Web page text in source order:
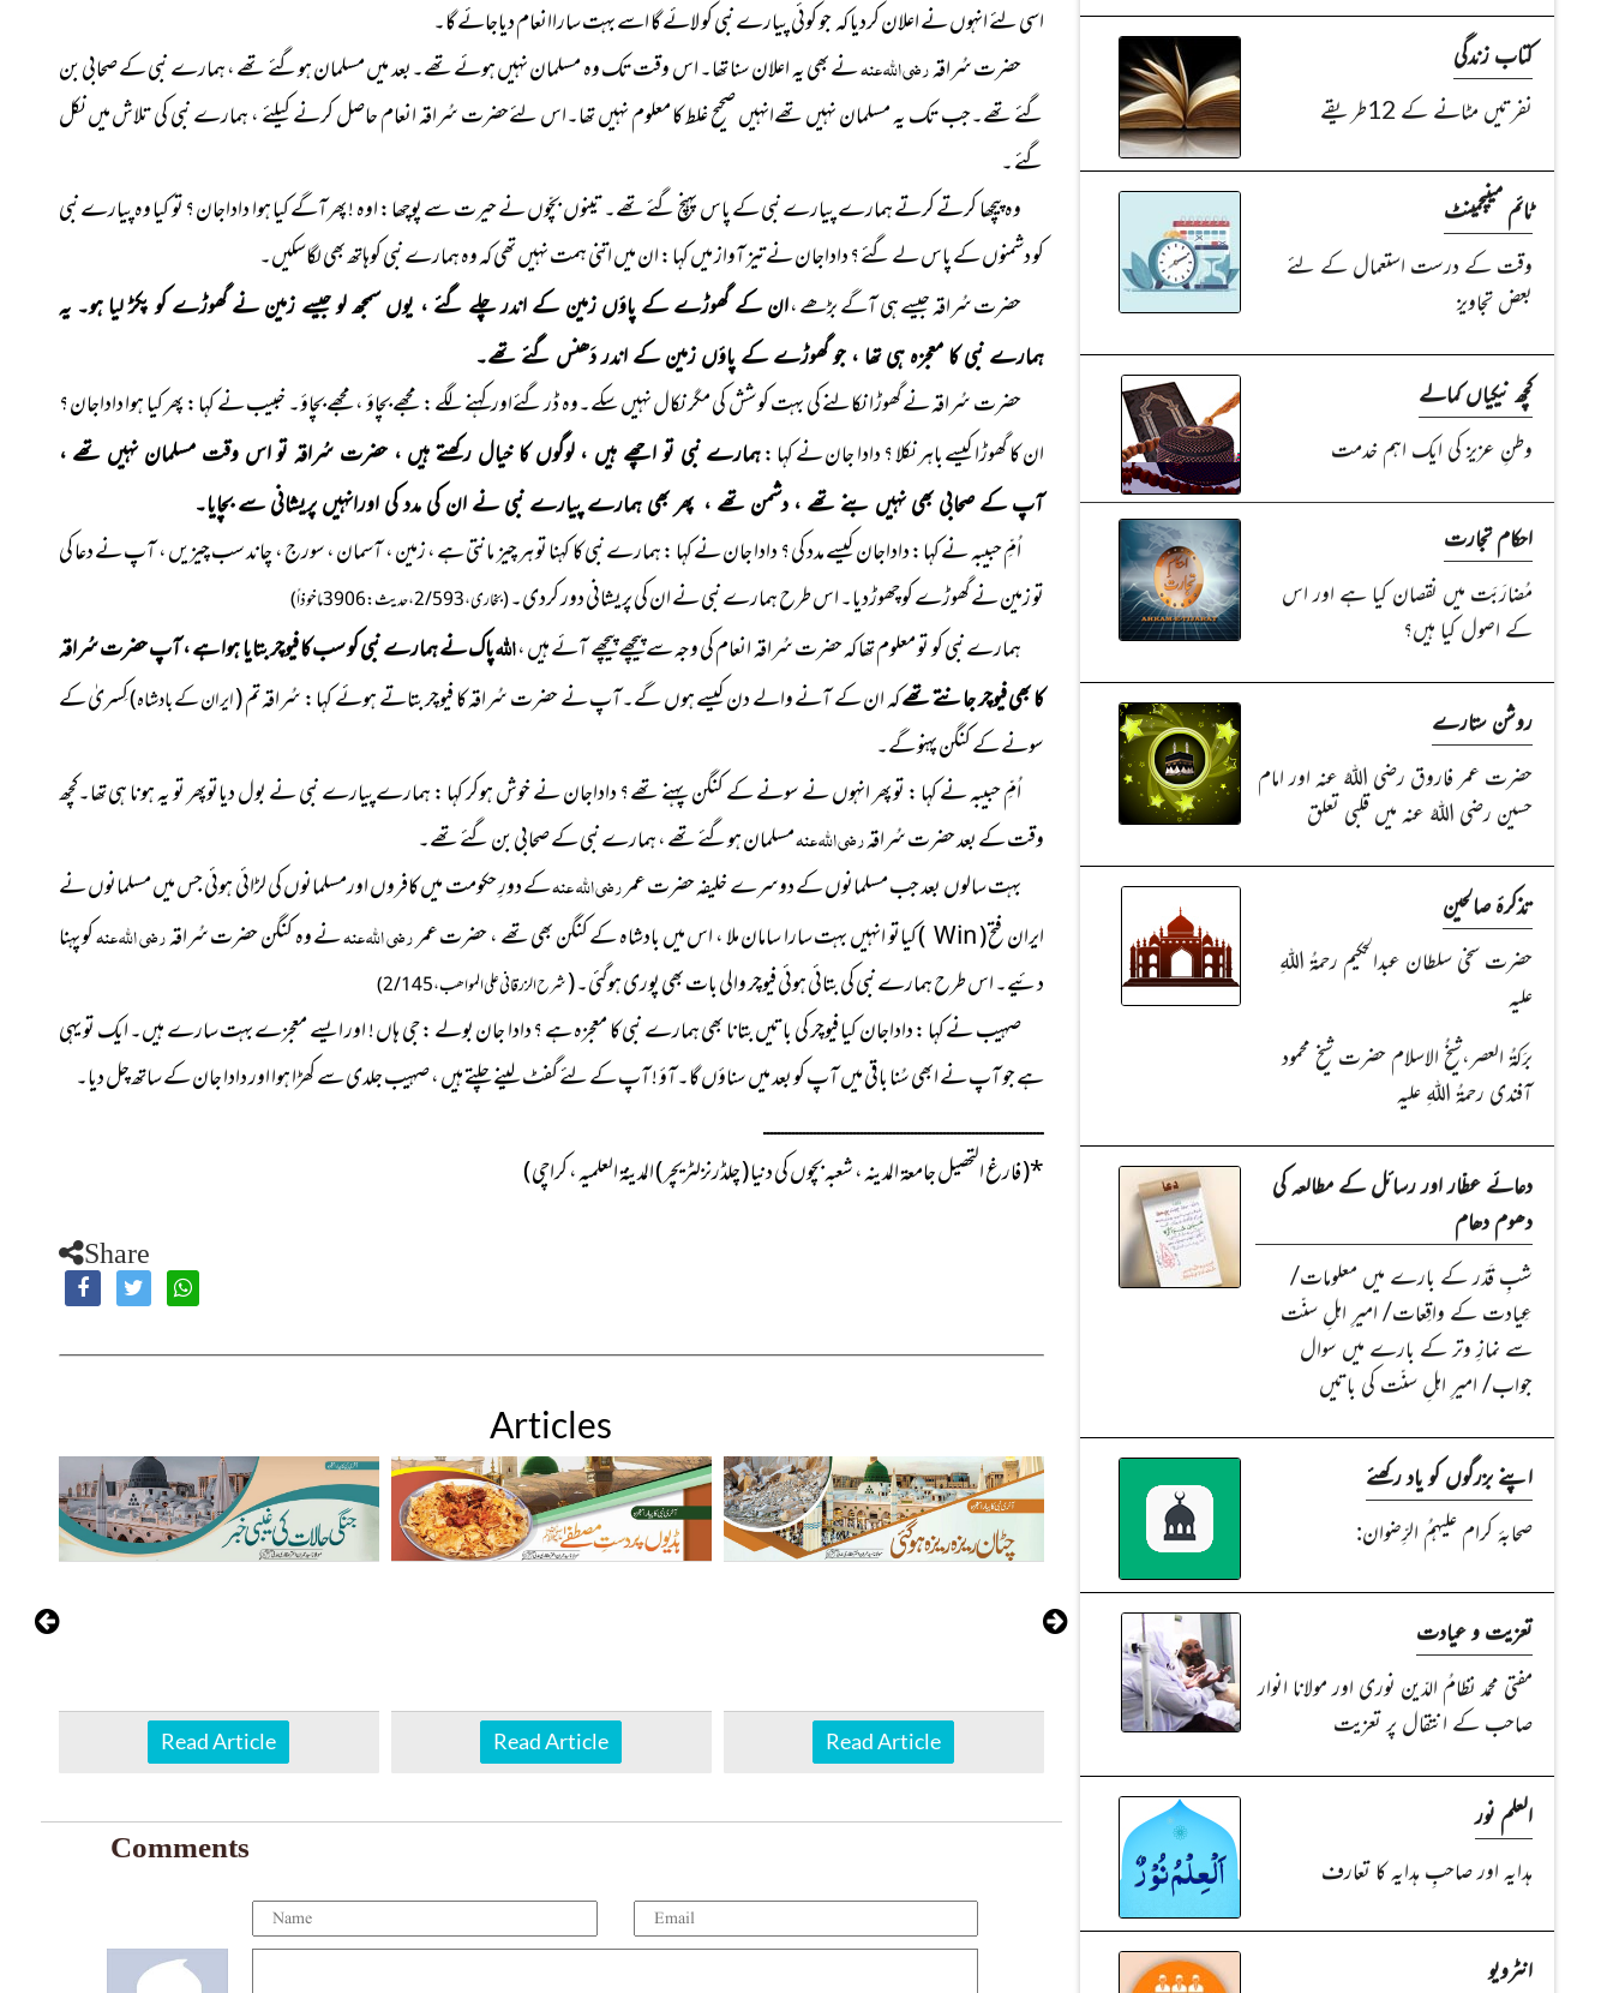
اسی لئے انہوں نے اعلان کردیا کہ جو کوئی پیارے نبی کو لائے گا اسے بہت ساراانعام دیاجائے گا۔
حضرت سُراقہرضی اللہ عنہنے بھی یہ اعلان سنا تھا۔ اس وقت تک وہ مسلمان نہیں ہوئے تھے۔بعد میں مسلمان ہوگئے تھے ، ہمارے نبی کے صحابی بن
گئے تھے۔جب تک یہ مسلمان نہیں تھےانہیں صحیح غلط کا معلوم نہیں تھا۔اس لئےحضرت سُراقہ انعام حاصل کرنے کیلئے ، ہمارے نبی کی تلاش میں نکل
گئے ۔
وہ پیچھا کرتے کرتے ہمارے پیارے نبی کے پاس پہنچ گئے تھے۔ تینوں بچّوں نے حیرت سے پوچھا : اوہ ! پھرآگے کیا ہوا داداجان ؟ تو کیا وہ پیارے نبی
کو دشمنوں کے پاس لے گئے ؟ داداجان نے تیز آواز میں کہا : ان میں اتنی ہمت نہیں تھی کہ وہ ہمارے نبی کوہاتھ بھی لگاسکیں۔
حضرت سُراقہ جیسے ہی آگے بڑھے ،ان کے گھوڑے کے پاؤں زمین کے اندر چلے گئے ، یوں سمجھ لو جیسے زمین نے گھوڑے کو پکڑ لیا ہو۔ یہ
ہمارے نبی کا معجزہ ہی تھا ، جو گھوڑے کے پاؤں زمین کے اندر دَھنس گئے تھے۔
حضرت سُراقہ نے گھوڑا نکالنے کی بہت کوشش کی مگر نکال نہیں سکے۔وہ ڈر گئےاورکہنے لگے : مجھے بچاؤ ، مجھے بچاؤ۔ خبیب نے کہا : پھر کیا ہوا داداجان ؟
ان کا گھوڑا کیسے باہر نکلا ؟ دادا جان نے کہا :ہمارے نبی تو اچھے ہیں ، لوگوں کا خیال رکھتے ہیں ، حضرت سُراقہ تو اس وقت مسلمان نہیں تھے ،
آپ کے صحابی بھی نہیں بنے تھے ، دشمن تھے ، پھر بھی ہمارے پیارے نبی نے ان کی مدد کی اورانہیں پریشانی سے بچایا۔
اُمِّ حبیبہ نے کہا : داداجان کیسے مدد کی ؟ دادا جان نے کہا : ہمارے نبی کا کہنا تو ہر چیز مانتی ہے ، زمین ، آسمان ، سورج ، چاند سب چیزیں ، آپ نے دعا کی
تو زمین نے گھوڑے کو چھوڑدیا۔ اس طرح ہمارے نبی نے ان کی پریشانی دور کردی۔( بخاری ، 2/593 ، حدیث : 3906 ماخوذاً )
ہمارے نبی کو تو معلوم تھا کہ حضرت سُراقہ انعام کی وجہ سے پیچھے پیچھے آئے ہیں ،اللہپاک نے ہمارے نبی کو سب کا فیوچر بتایا ہوا ہے ، آپ حضرت سُراقہ
کا بھی فیوچر جانتے تھےکہ ان کے آنے والے دن کیسے ہوں گے۔آپ نے حضرت سُراقہ کا فیوچر بتاتے ہوئے کہا : سُراقہ تم (ایران کے بادشاہ )کِسریٰ کے
سونے کے کنگن پہنو گے۔
اُمِّ حبیبہ نے کہا : تو پھر انہوں نے سونے کے کنگن پہنے تھے ؟ داداجان نے خوش ہوکر کہا : ہمارے پیارے نبی نے بول دیاتوپھر تو یہ ہونا ہی تھا۔کچھ
وقت کے بعد حضرت سُراقہرضی اللہ عنہمسلمان ہوگئے تھے ، ہمارے نبی کے صحابی بن گئے تھے۔
بہت سالوں بعد جب مسلمانوں کے دوسرے خلیفہ حضرت عمررضی اللہ عنہکے دورِ حکومت میں کافروں اورمسلمانوں کی لڑائی ہوئی جس میں مسلمانوں نے
ایران فتح (Win
)کیاتو انہیں بہت سارا سامان ملا ، اس میں بادشاہ کے کنگن بھی تھے ، حضرت عمررضی اللہ عنہنے وہ کنگن حضرت سُراقہرضی اللہ عنہکو پہنا
دئیے۔ اس طرح ہمارے نبی کی بتائی ہوئی فیوچر والی بات بھی پوری ہوگئی۔ (شرح الزرقانی علی المواھب ، 2/145 )
صہیب نے کہا : داداجان کیا فیوچر کی باتیں بتانا بھی ہمارے نبی کا معجزہ ہے ؟ دادا جان بولے : جی ہاں ! اور ایسے معجزے بہت سارے ہیں۔ ایک تو یہی
ہے جو آپ نے ابھی سُنا باقی میں آپ کو بعد میں سناؤں گا۔آؤ ! آپ کے لئے گفٹ لینے چلتے ہیں ، صہیب جلدی سے کھڑا ہوا اور دادا جان کے ساتھ چل دیا۔
ــــــــــــــــــــــــــــــــــــــــــــــــــــــــــــــــــــــــــــــ
*( فارغ التحصیل جامعۃ المدینہ ، شعبہ بچوں کی دنیا ( چلڈرنزلٹریچر ) المدینۃ العلمیہ ، کراچی )
Share
Articles
Read Article Read Article Read Article Read Article Read Article
Comments
کتاب زندگی
نفرتیں مٹانے کے 12طریقے
ٹائم مینیجمینٹ
وقت کے درست استعمال کے لئے
بعض تجاویز
کچھ نیکیاں کمالے
وطنِ عزیز کی ایک اہم خدمت
احکام تجارت
مُضارَبَت میں نقصان کیا ہے اور اس
کے اصول کیا ہیں؟
روشن ستارے
حضرت عمر فاروق رضی اللہُ عنہ اور امام
حسین رضی اللہُ عنہ میں قلبی تعلق
تذکرۂ صالحین
حضرت سخی سلطان عبدالحکیم رحمۃُ اللہِ
علیہ
برَکۃُ العصر،شیخُ الاسلام حضرت شیخ محمود
آفندی رحمۃُ اللہِ علیہ
دعائے عطّار اور رسائل کے مطالعہ کی
دھوم دھام
شبِ قَدْر کے بارے میں معلومات/
عِیادت کے واقِعات/ امیرِ اہلِ سنّت
سے نمازِ وتر کے بارے میں سوال
جواب/ امیرِ اہلِ سنّت کی باتیں
اپنے بزرگوں کو یاد رکھئے
صحابۂ کرام علیہمُ الرِّضوان:
تعزیت و عیادت
مفتی محمد نظامُ الدّین نوری اور مولانا انوار
صاحب کے انتقال پر تعزیت
العلم نور
ہدایہ اور صاحبِ ہدایہ کا تعارف
انٹرویو